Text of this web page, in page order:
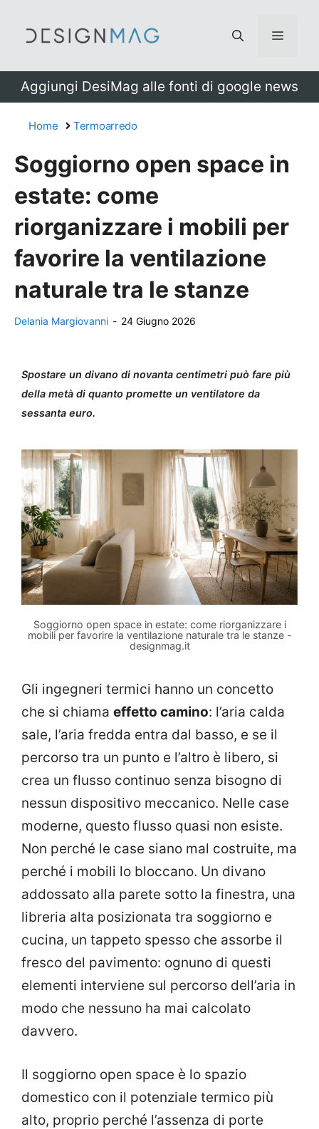
Menu
Aggiungi DesiMag alle fonti di google news
Home Termoarredo
Soggiorno open space in
estate: come
riorganizzare i mobili per
favorire la ventilazione
naturale tra le stanze
Delania Margiovanni - 24 Giugno 2026
Spostare un divano di novanta centimetri può fare più
della metà di quanto promette un ventilatore da
sessanta euro.
Soggiorno open space in estate: come riorganizzare i
mobili per favorire la ventilazione naturale tra le stanze -
designmag.it
Gli ingegneri termici hanno un concetto
che si chiama effetto camino: l’aria calda
sale, l’aria fredda entra dal basso, e se il
percorso tra un punto e l’altro è libero, si
crea un flusso continuo senza bisogno di
nessun dispositivo meccanico. Nelle case
moderne, questo flusso quasi non esiste.
Non perché le case siano mal costruite, ma
perché i mobili lo bloccano. Un divano
addossato alla parete sotto la finestra, una
libreria alta posizionata tra soggiorno e
cucina, un tappeto spesso che assorbe il
fresco del pavimento: ognuno di questi
elementi interviene sul percorso dell’aria in
modo che nessuno ha mai calcolato
davvero.
Il soggiorno open space è lo spazio
domestico con il potenziale termico più
alto, proprio perché l’assenza di porte